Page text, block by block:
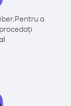
Pentru a